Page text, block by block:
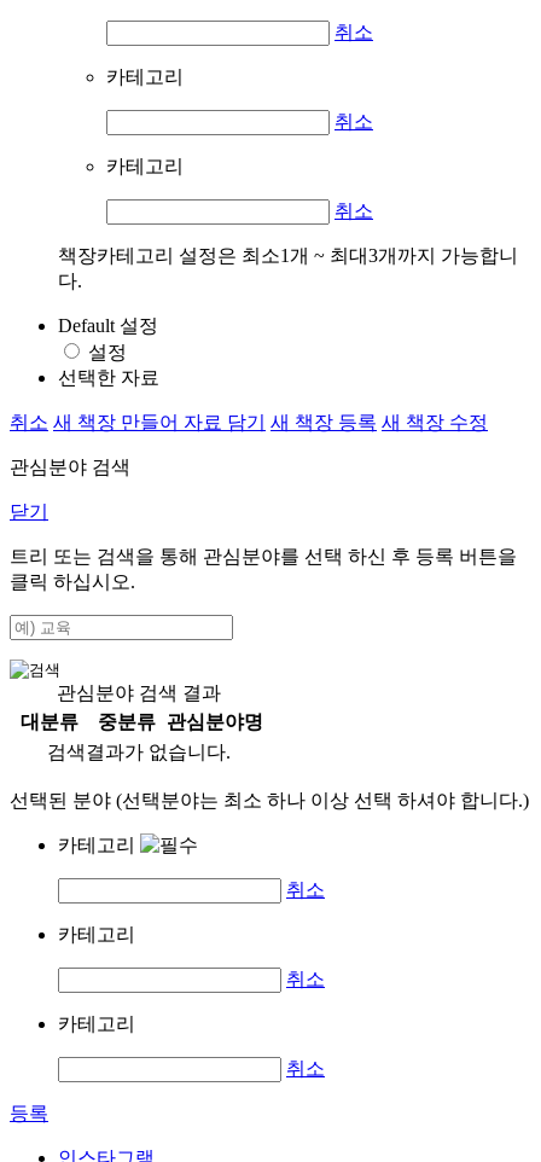
취소
카테고리
취소
카테고리
취소
책장카테고리 설정은 최소1개 ~ 최대3개까지 가능합니
다.
Default 설정
설정
선택한 자료
취소 새 책장 만들어 자료 담기 새 책장 등록 새 책장 수정
관심분야 검색
닫기
트리 또는 검색을 통해 관심분야를 선택 하신 후 등록 버튼을
클릭 하십시오.
관심분야 검색 결과
대분류
중분류
관심분야명
검색결과가 없습니다.
선택된 분야 (선택분야는 최소 하나 이상 선택 하셔야 합니다.)
카테고리
취소
카테고리
취소
카테고리
취소
등록